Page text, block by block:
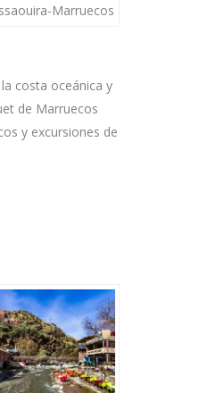
Marruecos
costa oceánica y
de Marruecos
y excursiones de